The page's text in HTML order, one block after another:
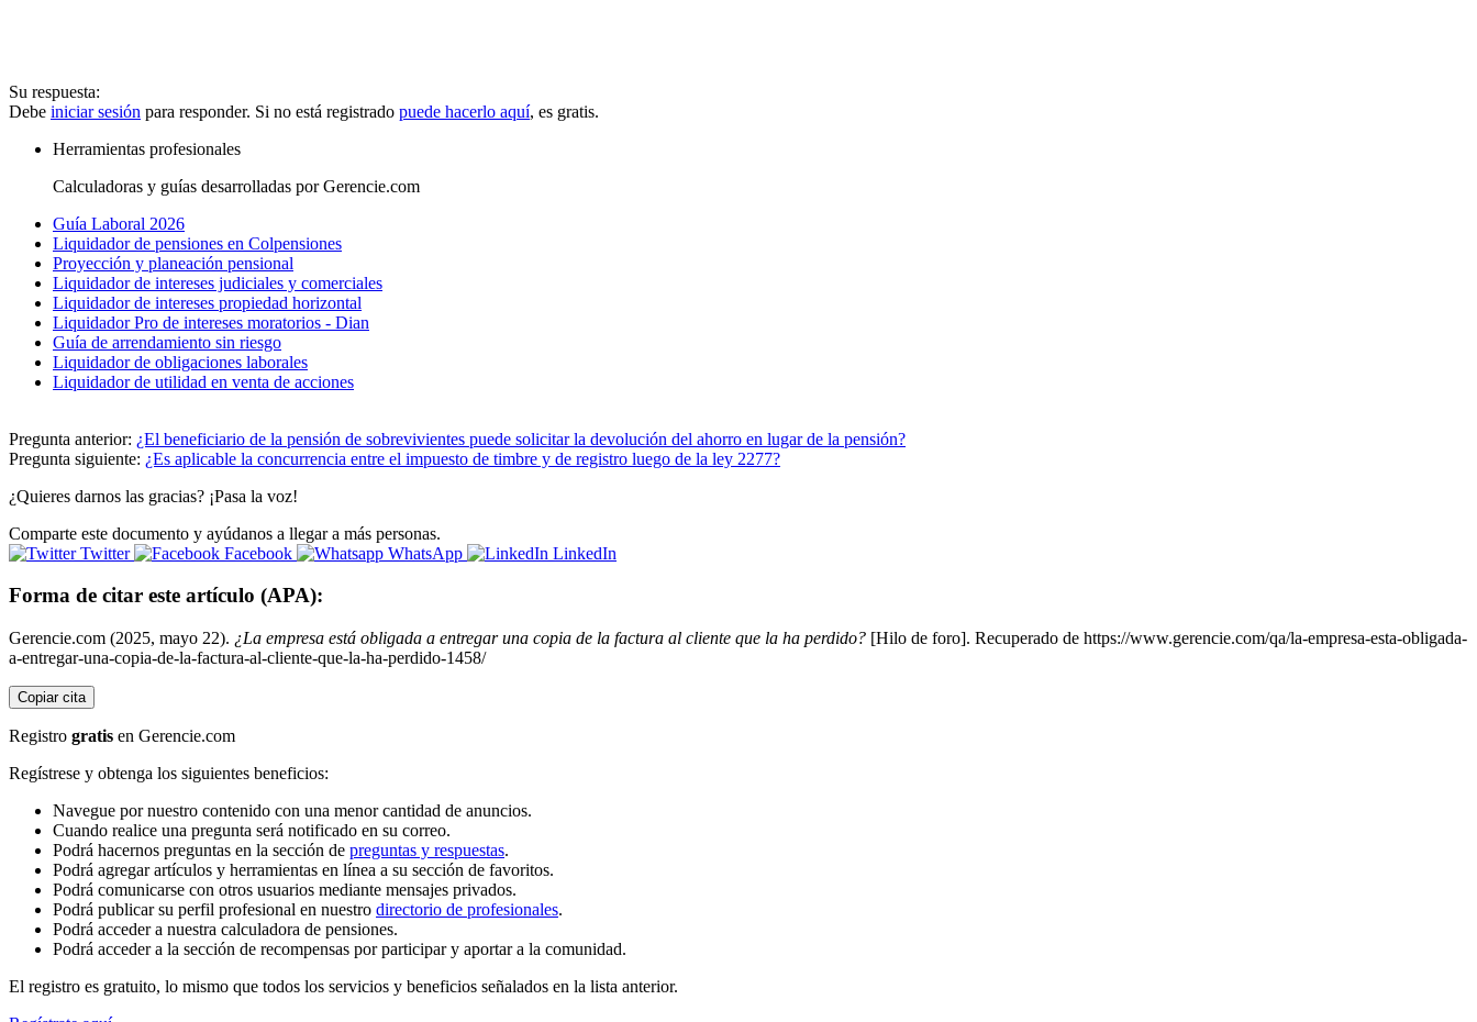
Su respuesta:
Debe iniciar sesión para responder. Si no está registrado puede hacerlo aquí, es gratis.
Herramientas profesionales
Calculadoras y guías desarrolladas por Gerencie.com
Guía Laboral 2026
Liquidador de pensiones en Colpensiones
Proyección y planeación pensional
Liquidador de intereses judiciales y comerciales
Liquidador de intereses propiedad horizontal
Liquidador Pro de intereses moratorios - Dian
Guía de arrendamiento sin riesgo
Liquidador de obligaciones laborales
Liquidador de utilidad en venta de acciones
Pregunta anterior: ¿El beneficiario de la pensión de sobrevivientes puede solicitar la devolución del ahorro en lugar de la pensión?
Pregunta siguiente: ¿Es aplicable la concurrencia entre el impuesto de timbre y de registro luego de la ley 2277?
¿Quieres darnos las gracias? ¡Pasa la voz!
Comparte este documento y ayúdanos a llegar a más personas.
Twitter
Facebook WhatsApp LinkedIn
Forma de citar este artículo (APA):
Gerencie.com (2025, mayo 22). ¿La empresa está obligada a entregar una copia de la factura al cliente que la ha perdido? [Hilo de foro]. Recuperado de https://www.gerencie.com/qa/la-empresa-esta-obligada-
a-entregar-una-copia-de-la-factura-al-cliente-que-la-ha-perdido-1458/
Copiar cita
Registro gratis en Gerencie.com
Regístrese y obtenga los siguientes beneficios:
Navegue por nuestro contenido con una menor cantidad de anuncios.
Cuando realice una pregunta será notificado en su correo.
Podrá hacernos preguntas en la sección de preguntas y respuestas.
Podrá agregar artículos y herramientas en línea a su sección de favoritos.
Podrá comunicarse con otros usuarios mediante mensajes privados.
Podrá publicar su perfil profesional en nuestro directorio de profesionales.
Podrá acceder a nuestra calculadora de pensiones.
Podrá acceder a la sección de recompensas por participar y aportar a la comunidad.
El registro es gratuito, lo mismo que todos los servicios y beneficios señalados en la lista anterior.